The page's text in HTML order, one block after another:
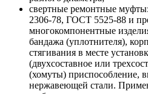
свертные ремонтные
2306-78, ГОСТ 5525-88 и
многокомпонентные
бандажа (уплотнителя),
стягивания в месте
(двухсоставное или
(хомуты) приспособление,
нержавеющей стали.